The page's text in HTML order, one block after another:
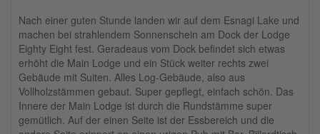
Nach einer guten Stunde landen wir auf dem Esnagi Lake und
machen bei strahlendem Sonnenschein am Dock der Lodge
Eighty Eight fest. Geradeaus vom Dock befindet sich etwas
erhöht die Main Lodge und ein Stück weiter rechts zwei
Gebäude mit Suiten. Alles Log-Gebäude, also aus
Vollholzstämmen gebaut. Super gepflegt, einfach schön. Das
Innere der Main Lodge ist durch die Rundstämme super
gemütlich. Auf der einen Seite ist der Essbereich und die